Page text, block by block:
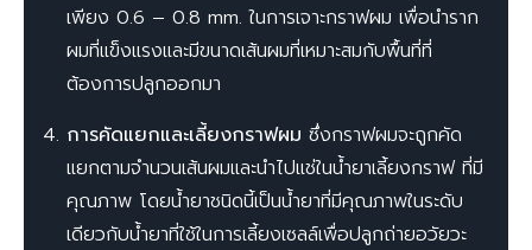
เพียง 0.6 – 0.8 mm. ในการเจาะกราฟผม เพื่อนำราก
ผมที่แข็งแรงและมีขนาดเส้นผมที่เหมาะสมกับพื้นที่ที่
ต้องการปลูกออกมา
การคัดแยกและเลี้ยงกราฟผม ซึ่งกราฟผมจะถูกคัด
แยกตามจำนวนเส้นผมและนำไปแช่ในน้ำยาเลี้ยงกราฟ ที่มี
คุณภาพ โดยน้ำยาชนิดนี้เป็นน้ำยาที่มีคุณภาพในระดับ
เดียวกับน้ำยาที่ใช้ในการเลี้ยงเซลล์เพื่อปลูกถ่ายอวัยวะ